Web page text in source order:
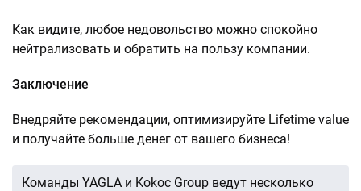
Как видите, любое недовольство можно спокойно
нейтрализовать и обратить на пользу компании.
Заключение
Внедряйте рекомендации, оптимизируйте Lifetime value
и получайте больше денег от вашего бизнеса!
Команды YAGLA и Kokoc Group ведут несколько